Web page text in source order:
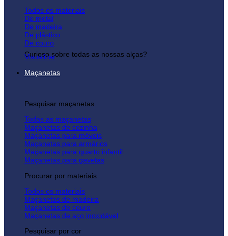
Todos os materiais
De metal
De madeira
De plástico
De couro
Curioso sobre todas as nossas alças?
Visualizar
Maçanetas
Pesquisar maçanetas
Todas as maçanetas
Maçanetas de cozinha
Maçanetas para móveis
Maçanetas para armários
Maçanetas para quarto infantil
Maçanetas para gavetas
Procurar por materiais
Todos os materiais
Maçanetas de madeira
Maçanetas de couro
Maçanetas de aço inoxidável
Pesquisar por cor